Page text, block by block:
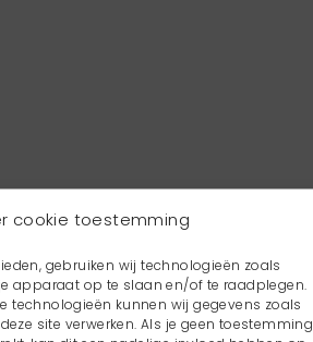
cookie toestemming
gebruiken wij technologieën zoals
apparaat op te slaan en/of te raadplegen.
technologieën kunnen wij gegevens zoals
site verwerken. Als je geen toestemming